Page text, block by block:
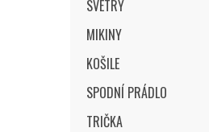
SVETRY
MIKINY
KOŠILE
SPODNÍ PRÁDLO
TRIČKA